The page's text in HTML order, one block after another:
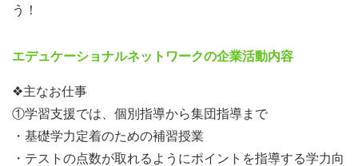
う！
エデュケーショナルネットワークの企業活動内容
❖主なお仕事
①学習支援では、個別指導から集団指導まで
・基礎学力定着のための補習授業
・テストの点数が取れるようにポイントを指導する学力向